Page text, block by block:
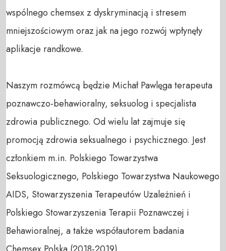
wspólnego chemsex z dyskryminacją i stresem
mniejszościowym oraz jak na jego rozwój wpłynęły
aplikacje randkowe.
Naszym rozmówcą będzie Michał Pawlęga terapeuta
poznawczo-behawioralny, seksuolog i specjalista
zdrowia publicznego. Od wielu lat zajmuje się
promocją zdrowia seksualnego i psychicznego. Jest
członkiem m.in. Polskiego Towarzystwa
Seksuologicznego, Polskiego Towarzystwa Naukowego
AIDS, Stowarzyszenia Terapeutów Uzależnień i
Polskiego Stowarzyszenia Terapii Poznawczej i
Behawioralnej, a także współautorem badania